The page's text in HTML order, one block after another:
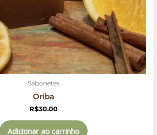
Sabonetes
Oriba
R$30.00
Adicionar ao carrinho